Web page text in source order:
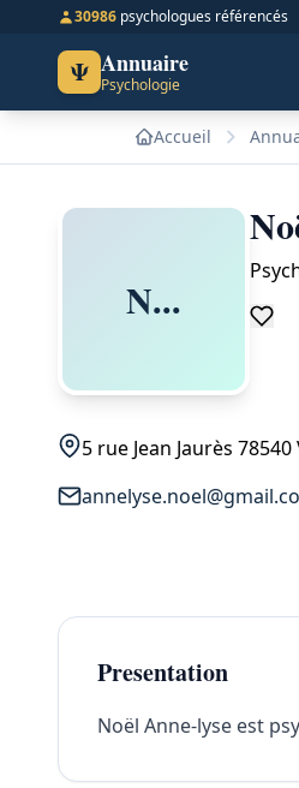
30986 psychologues référencés
Ψ Annuaire
Psychologie
Accueil
N...
5 rue Jean Jaurès
Presentation
Noël Anne-lyse est